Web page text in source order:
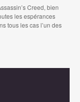
Creed, bien
les espérances
tous les cas l’un des